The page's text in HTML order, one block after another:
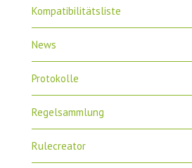
Kompatibilitätsliste
News
Protokolle
Regelsammlung
Rulecreator